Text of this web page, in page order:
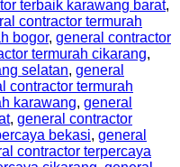
terbaik karawang barat,
contractor termurah
bogor, general contractor
termurah cikarang,
selatan, general
contractor termurah
karawang, general
, general contractor
bekasi, general
contractor terpercaya